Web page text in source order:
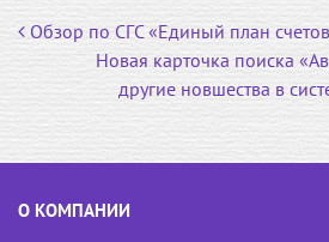
o
o
a
s
s
i
e
r
Навигация по
Обзор по СГС «Единый план
Новая карточка поиска
другие новшества в
О КОМПАНИИ